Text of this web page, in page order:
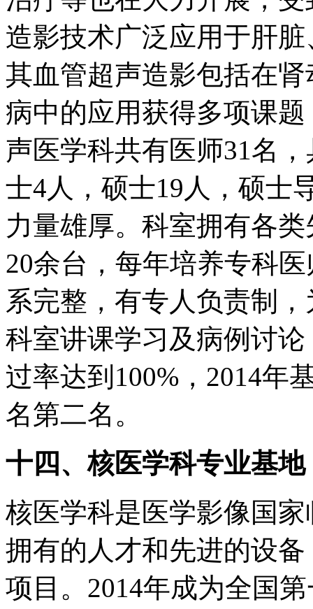
造影技术广泛应用于肝
其血管超声造影包括在
病中的应用获得多项课
声医学科共有医师31名
士4人，硕士19人，硕士
力量雄厚。科室拥有各
20余台，每年培养专科
系完整，有专人负责制
科室讲课学习及病例讨
过率达到100%，2014年
名第二名。
十四、核医学科专业基地
核医学科是医学影像国
拥有的人才和先进的设
项目。2014年成为全国